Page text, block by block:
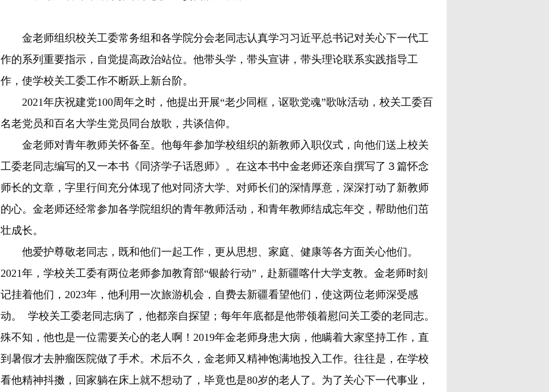
金老师组织校关工委常务组和各学院分会老同志认真学习习近平总书记对关心下一代工
作的系列重要指示，自觉提高政治站位。他带头学，带头宣讲，带头理论联系实践指导工
作，使学校关工委工作不断跃上新台阶。
2021年庆祝建党100周年之时，他提出开展“老少同框，讴歌党魂”歌咏活动，校关工委百
名老党员和百名大学生党员同台放歌，共谈信仰。
金老师对青年教师关怀备至。他每年参加学校组织的新教师入职仪式，向他们送上校关
工委老同志编写的又一本书《同济学子话恩师》。在这本书中金老师还亲自撰写了３篇怀念
师长的文章，字里行间充分体现了他对同济大学、对师长们的深情厚意，深深打动了新教师
的心。金老师还经常参加各学院组织的青年教师活动，和青年教师结成忘年交，帮助他们茁
壮成长。
他爱护尊敬老同志，既和他们一起工作，更从思想、家庭、健康等各方面关心他们。
2021年，学校关工委有两位老师参加教育部“银龄行动”，赴新疆喀什大学支教。金老师时刻
记挂着他们，2023年，他利用一次旅游机会，自费去新疆看望他们，使这两位老师深受感
动。 学校关工委老同志病了，他都亲自探望；每年年底都是他带领着慰问关工委的老同志。
殊不知，他也是一位需要关心的老人啊！2019年金老师身患大病，他瞒着大家坚持工作，直
到暑假才去肿瘤医院做了手术。术后不久，金老师又精神饱满地投入工作。往往是，在学校
看他精神抖擞，回家躺在床上就不想动了，毕竟也是80岁的老人了。为了关心下一代事业，